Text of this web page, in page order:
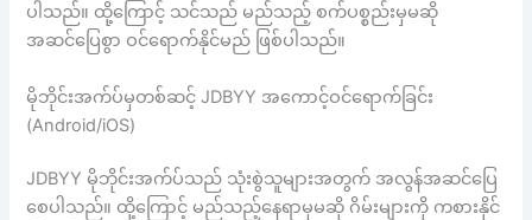
ပါသည်။ ထို့ကြောင့် သင်သည် မည်သည့် စက်ပစ္စည်းမှမဆို
အဆင်ပြေစွာ ဝင်ရောက်နိုင်မည် ဖြစ်ပါသည်။
မိုဘိုင်းအက်ပ်မှတစ်ဆင့် JDBYY အကောင့်ဝင်ရောက်ခြင်း
(Android/iOS)
JDBYY မိုဘိုင်းအက်ပ်သည် သုံးစွဲသူများအတွက် အလွန်အဆင်ပြေ
စေပါသည်။ ထို့ကြောင့် မည်သည့်နေရာမှမဆို ဂိမ်းများကို ကစားနိုင်